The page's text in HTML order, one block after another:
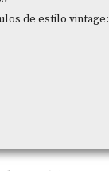
de estilo vintage: